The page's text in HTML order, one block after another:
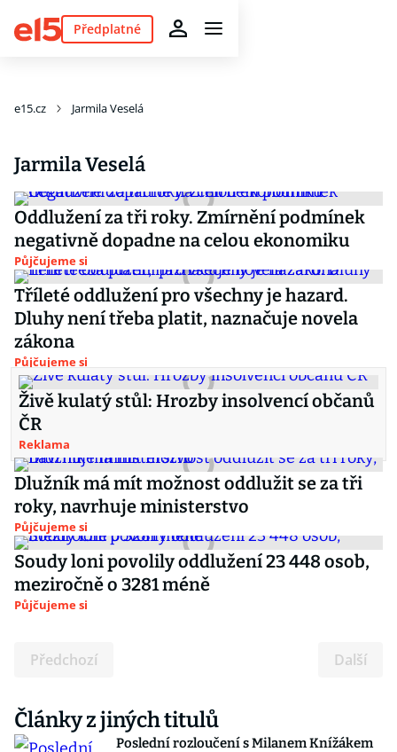
Předplatné
e15.cz Jarmila Veselá
Jarmila Veselá
Oddlužení za tři roky. Zmírnění podmínek
negativně dopadne na celou ekonomiku
Půjčujeme si
Tříleté oddlužení pro všechny je hazard.
Dluhy není třeba platit, naznačuje novela
zákona
Půjčujeme si
Živě kulatý stůl: Hrozby insolvencí občanů
ČR
Reklama
Dlužník má mít možnost oddlužit se za tři
roky, navrhuje ministerstvo
Půjčujeme si
Soudy loni povolily oddlužení 23 448 osob,
meziročně o 3281 méně
Půjčujeme si
Předchozí Další
Články z jiných titulů
Poslední rozloučení s Milanem Knížákem